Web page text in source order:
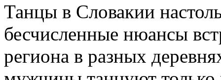
Танцы в Словакии
бесчисленные нюансы
региона в разных